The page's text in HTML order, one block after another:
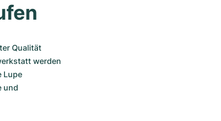
Qualität
werden
Lupe
und